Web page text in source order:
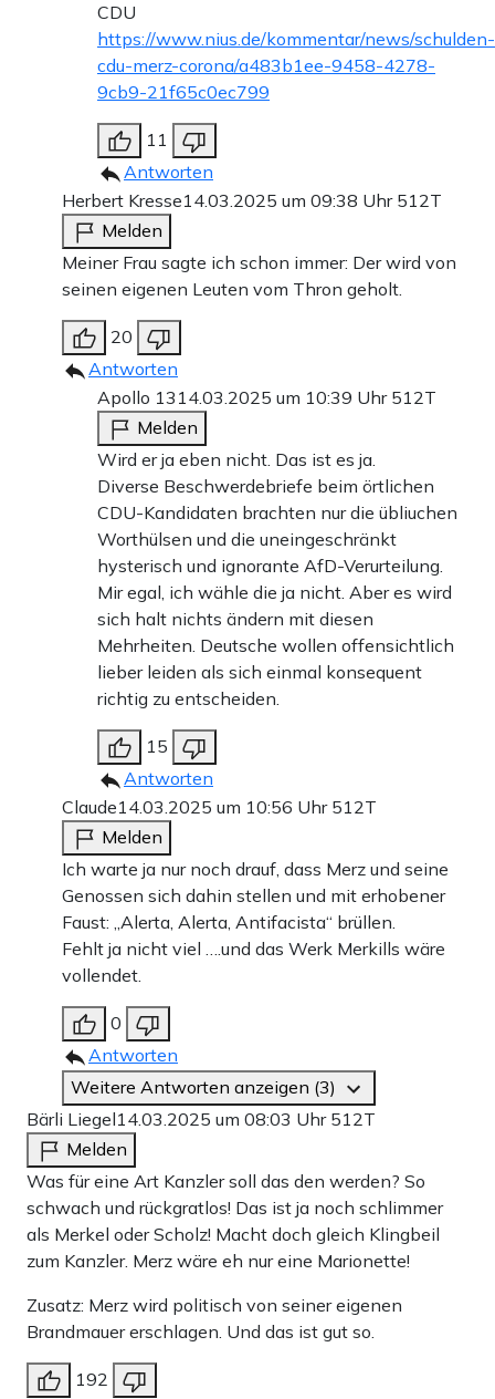
CDU
https://www.nius.de/kommentar/news/schulden-
cdu-merz-corona/a483b1ee-9458-4278-
9cb9-21f65c0ec799
11
Antworten
Herbert Kresse14.03.2025 um 09:38 Uhr 512T
Melden
Meiner Frau sagte ich schon immer: Der wird von
seinen eigenen Leuten vom Thron geholt.
20
Antworten
Apollo 13 14.03.2025 um 10:39 Uhr 512T
Melden
Wird er ja eben nicht. Das ist es ja.
Diverse Beschwerdebriefe beim örtlichen
CDU-Kandidaten brachten nur die übliuchen
Worthülsen und die uneingeschränkt
hysterisch und ignorante AfD-Verurteilung.
Mir egal, ich wähle die ja nicht. Aber es wird
sich halt nichts ändern mit diesen
Mehrheiten. Deutsche wollen offensichtlich
lieber leiden als sich einmal konsequent
richtig zu entscheiden.
15
Antworten
Claude14.03.2025 um 10:56 Uhr 512T
Melden
Ich warte ja nur noch drauf, dass Merz und seine
Genossen sich dahin stellen und mit erhobener
Faust: „Alerta, Alerta, Antifacista“ brüllen.
Fehlt ja nicht viel ….und das Werk Merkills wäre
vollendet.
0
Antworten
Weitere Antworten anzeigen (3)
Bärli Liegel14.03.2025 um 08:03 Uhr 512T
Melden
Was für eine Art Kanzler soll das den werden? So
schwach und rückgratlos! Das ist ja noch schlimmer
als Merkel oder Scholz! Macht doch gleich Klingbeil
zum Kanzler. Merz wäre eh nur eine Marionette!
Zusatz: Merz wird politisch von seiner eigenen
Brandmauer erschlagen. Und das ist gut so.
192